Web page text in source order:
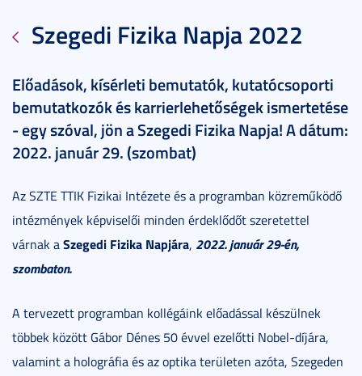
Szegedi Fizika Napja 2022
Előadások, kísérleti bemutatók, kutatócsoporti
bemutatkozók és karrierlehetőségek ismertetése
- egy szóval, jön a Szegedi Fizika Napja! A dátum:
2022. január 29. (szombat)
Az SZTE TTIK Fizikai Intézete és a programban közreműködő
intézmények képviselői minden érdeklődőt szeretettel
várnak aSzegedi Fizika Napjára, 2022. január 29-én,
szombaton.
A tervezett programban kollégáink előadással készülnek
többek között Gábor Dénes 50 évvel ezelőtti Nobel-díjára,
valamint a holográfia és az optika területen azóta, Szegeden